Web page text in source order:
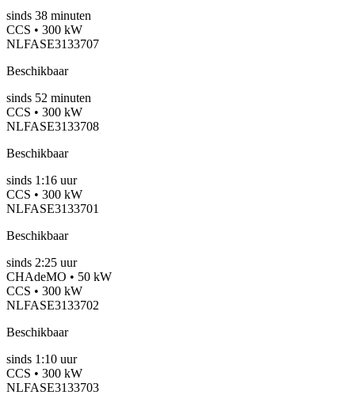
sinds 38 minuten
CCS • 300 kW
NLFASE3133707
Beschikbaar
sinds 52 minuten
CCS • 300 kW
NLFASE3133708
Beschikbaar
sinds 1:16 uur
CCS • 300 kW
NLFASE3133701
Beschikbaar
sinds 2:25 uur
CHAdeMO • 50 kW
CCS • 300 kW
NLFASE3133702
Beschikbaar
sinds 1:10 uur
CCS • 300 kW
NLFASE3133703